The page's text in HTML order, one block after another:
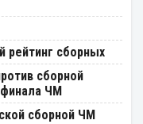
рейтинг сборных
сборной
ЧМ
сборной ЧМ